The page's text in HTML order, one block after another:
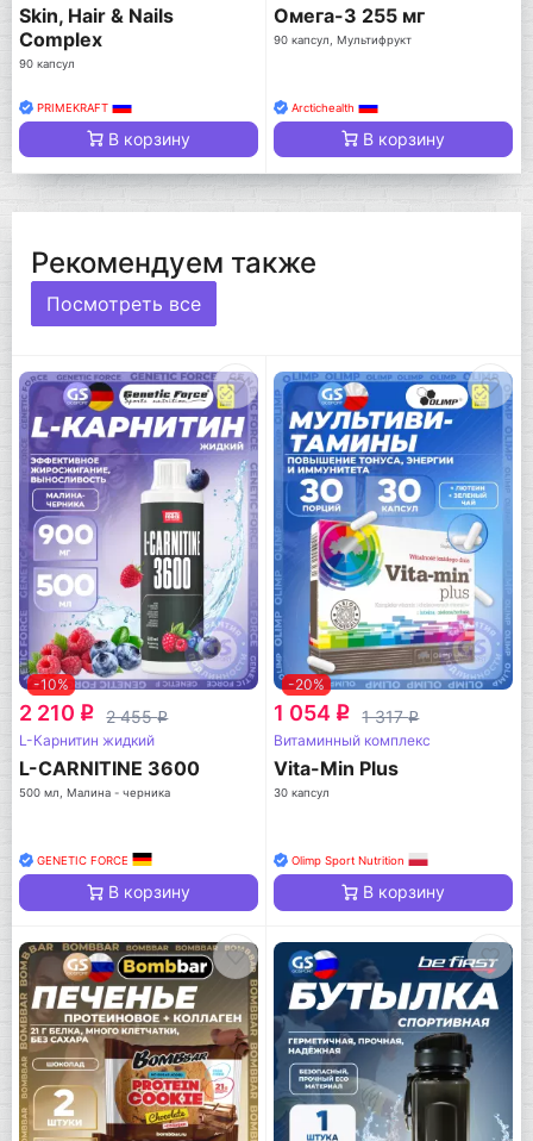
Skin, Нair & Nails
Complex
90 капсул
PRIMEKRAFT
В корзину
Омега-3 255 мг
90 капсул, Мультифрукт
Arctichealth
В корзину
Рекомендуем также
Посмотреть все
-10%
2 210 q 2 455q
L-Карнитин жидкий
L-CARNITINE 3600
500 мл, Малина - черника
GENETIC FORCE
В корзину
-20%
1 054 q 1 317q
Витаминный комплекс
Vita-Min Plus
30 капсул
Olimp Sport Nutrition
В корзину